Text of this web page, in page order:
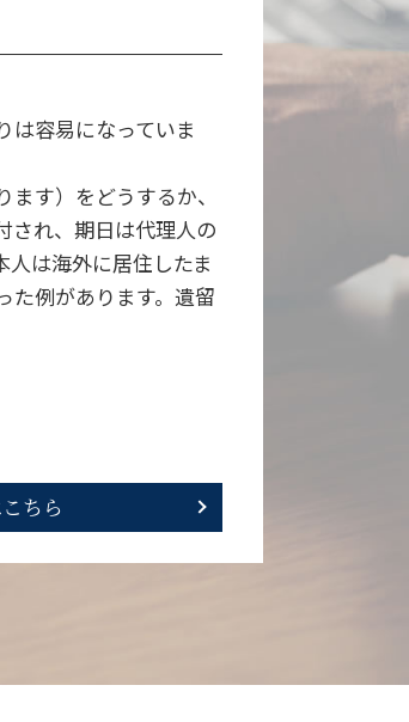
は容易になっていま
す）をどうするか、
され、期日は代理人の
は海外に居住したま
た例があります。遺留
ちら